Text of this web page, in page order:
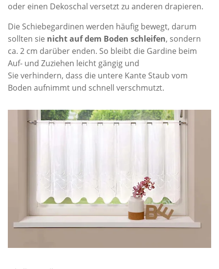
oder einen Dekoschal versetzt zu anderen drapieren.
Die Schiebegardinen werden häufig bewegt, darum
sollten sie nicht auf dem Boden schleifen, sondern
ca. 2 cm darüber enden. So bleibt die Gardine beim
Auf- und Zuziehen leicht gängig und
Sie verhindern, dass die untere Kante Staub vom
Boden aufnimmt und schnell verschmutzt.